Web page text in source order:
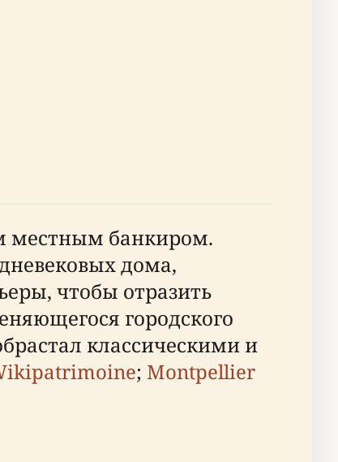
местным банкиром.
дома,
чтобы отразить
городского
классическими и
; Montpellier